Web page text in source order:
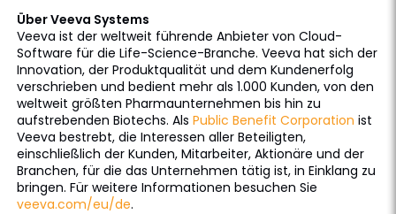
Über Veeva Systems
Veeva ist der weltweit führende Anbieter von Cloud-
Software für die Life-Science-Branche. Veeva hat sich der
Innovation, der Produktqualität und dem Kundenerfolg
verschrieben und bedient mehr als 1.000 Kunden, von den
weltweit größten Pharmaunternehmen bis hin zu
aufstrebenden Biotechs. Als Public Benefit Corporation ist
Veeva bestrebt, die Interessen aller Beteiligten,
einschließlich der Kunden, Mitarbeiter, Aktionäre und der
Branchen, für die das Unternehmen tätig ist, in Einklang zu
bringen. Für weitere Informationen besuchen Sie
veeva.com/eu/de.